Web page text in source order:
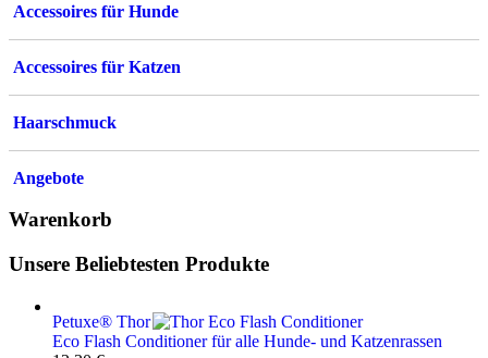
Accessoires für Hunde
Accessoires für Katzen
Haarschmuck
Angebote
Warenkorb
Unsere Beliebtesten Produkte
Petuxe® Thor
Eco Flash Conditioner für alle Hunde- und Katzenrassen